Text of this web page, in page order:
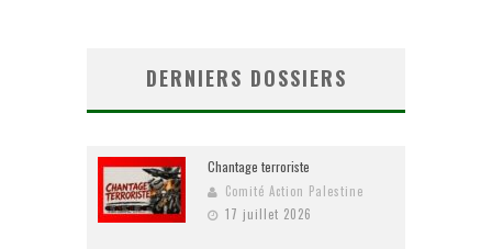
DERNIERS DOSSIERS
Chantage terroriste
Comité Action Palestine
17 juillet 2026